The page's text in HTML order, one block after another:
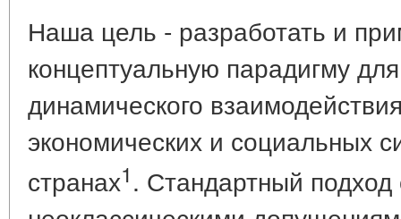
Наша цель - разработать и
концептуальную парадигму
динамического
экономических и социальных
странах1. Стандартный подход